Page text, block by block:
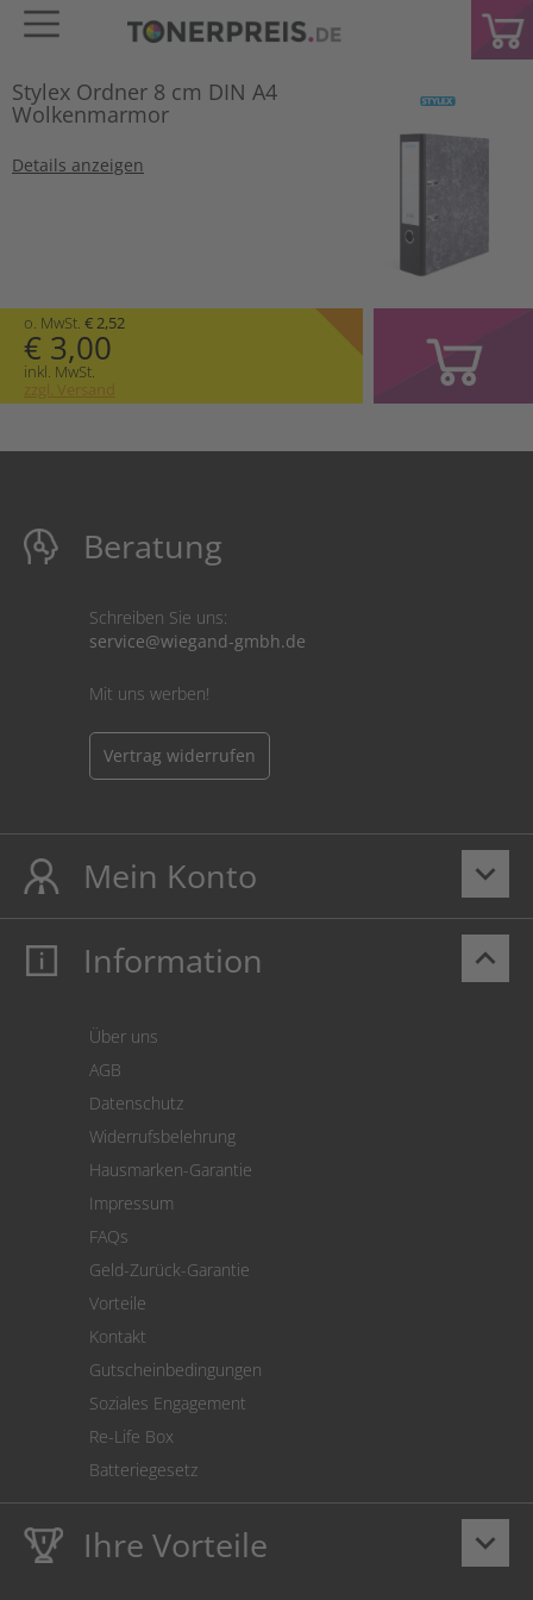
Stylex Ordner 8 cm DIN A4
Wolkenmarmor
Details anzeigen
o. MwSt. € 2,52
€ 3,00
inkl. MwSt.
zzgl. Versand
Beratung
Schreiben Sie uns:
service@wiegand-gmbh.de
Mit uns werben!
Vertrag widerrufen
keyboard_arrow_down
Mein Konto
Mein Konto
Cookie Einstellungen
keyboard_arrow_up
Information
Über uns
AGB
Datenschutz
Widerrufsbelehrung
Hausmarken-Garantie
Impressum
FAQs
Geld-Zurück-Garantie
Vorteile
Kontakt
Gutscheinbedingungen
Soziales Engagement
Re-Life Box
Batteriegesetz
keyboard_arrow_down
Ihre Vorteile